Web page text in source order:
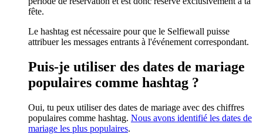
fête.
Le hashtag est nécessaire pour que le Selfiewall puisse
attribuer les messages entrants à l'événement correspondant.
Puis-je utiliser des dates de mariage
populaires comme hashtag ?
Oui, tu peux utiliser des dates de mariage avec des chiffres
populaires comme hashtag. Nous avons identifié les dates de
mariage les plus populaires.